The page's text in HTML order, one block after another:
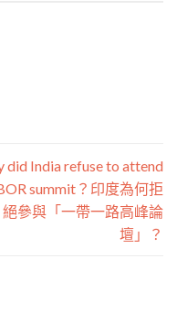
did India refuse to attend
summit？印度為何拒
絕參與「一帶一路高峰論
壇」？